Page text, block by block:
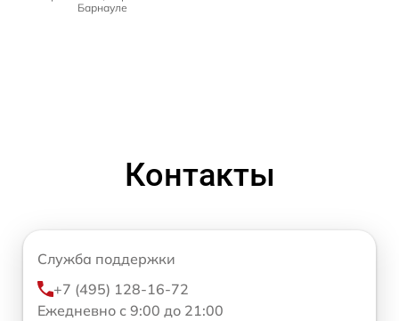
Барнауле
Контакты
Служба поддержки
+7 (495) 128-16-72
Ежедневно с 9:00 до 21:00